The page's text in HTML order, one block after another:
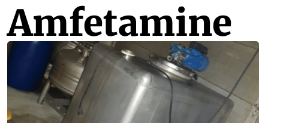
Amfetamine